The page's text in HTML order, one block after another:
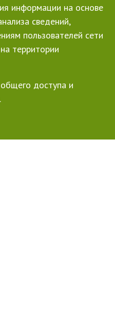
информации на основе
сведений,
пользователей сети
территории
доступа и